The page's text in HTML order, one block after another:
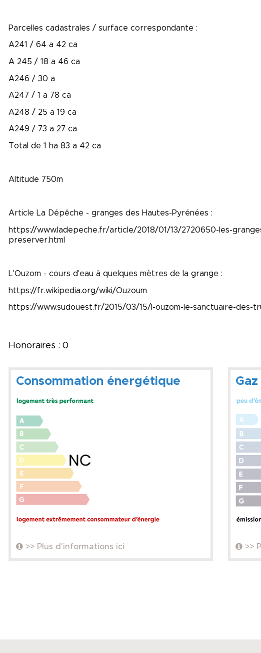
Parcelles cadastrales / surface correspondante :
A241 / 64 a 42 ca
A 245 / 18 a 46 ca
A246 / 30 a
A247 / 1 a 78 ca
A248 / 25 a 19 ca
A249 / 73 a 27 ca
Total de 1 ha 83 a 42 ca
Altitude 750m
Article La Dépêche - granges des Hautes-Pyrénées :
https://www.ladepeche.fr/article/2018/01/13/2720650-les-
preserver.html
L'Ouzom - cours d'eau à quelques mètres de la grange :
https://fr.wikipedia.org/wiki/Ouzoum
https://www.sudouest.fr/2015/03/15/l-ouzom-le-sanctuaire-des-
Honoraires : 0
Consommation énergétique
>> Plus d'informations ici >>